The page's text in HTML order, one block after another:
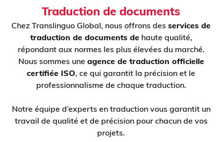
Traduction de documents
Chez Translinguo Global, nous offrons des services de
traduction de documents dehaute qualité,
répondant aux normes les plus élevées du marché.
Nous sommes une agence de traduction officielle
certifiée ISO, ce qui garantit la précision et le
professionnalisme de chaque traduction.
Notre équipe d’experts en traduction vous garantit un
travail de qualité et de précision pour chacun de vos
projets.